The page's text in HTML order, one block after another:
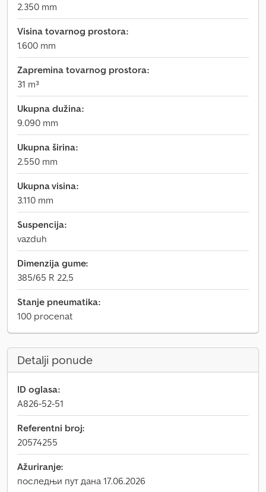
2.350 mm
Visina tovarnog prostora:
1.600 mm
Zapremina tovarnog prostora:
31 m³
Ukupna dužina:
9.090 mm
Ukupna širina:
2.550 mm
Ukupna visina:
3.110 mm
Suspencija:
vazduh
Dimenzija gume:
385/65 R 22,5
Stanje pneumatika:
100 procenat
Detalji ponude
ID oglasa:
A826-52-51
Referentni broj:
20574255
Ažuriranje:
последњи пут дана 17.06.2026